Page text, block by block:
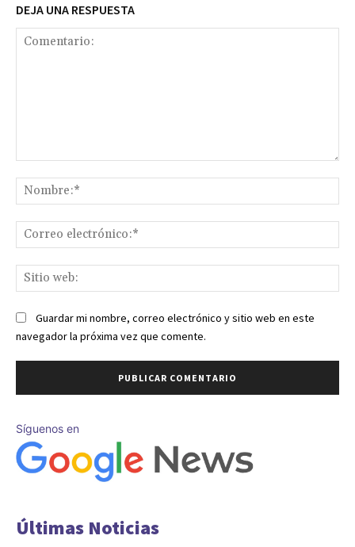
DEJA UNA RESPUESTA
Guardar mi nombre, correo electrónico y sitio web en este
navegador la próxima vez que comente.
Síguenos en
Últimas Noticias